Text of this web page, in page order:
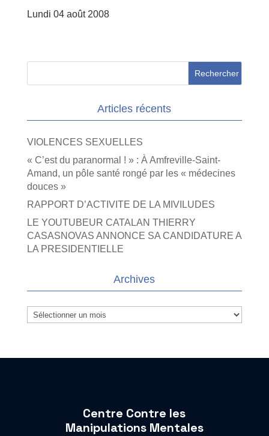
Lundi 04 août 2008
Articles récents
VIOLENCES SEXUELLES
« C’est du paranormal ! » : À Amfreville-Saint-
Amand, un pôle santé rongé par les « médecines
douces »
RAPPORT D’ACTIVITE DE LA MIVILUDES
LE YOUTUBEUR CATALAN THIERRY
CASASNOVAS ANNONCE SA CANDIDATURE A
LA PRESIDENTIELLE
Archives
Archives
Centre Contre les
Manipulations Mentales